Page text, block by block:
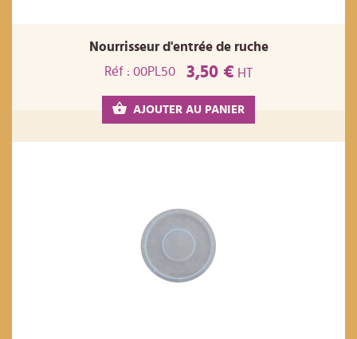
Nourrisseur d'entrée de ruche
Réf : 00PL50
3,50 € HT
AJOUTER AU PANIER